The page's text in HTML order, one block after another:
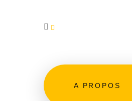
A PROPOS